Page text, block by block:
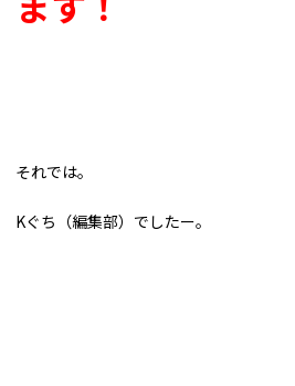
それでは。
Kぐち（編集部）でしたー。